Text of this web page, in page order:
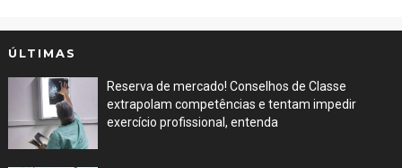
ÚLTIMAS
Reserva de mercado! Conselhos de Classe
extrapolam competências e tentam impedir
exercício profissional, entenda